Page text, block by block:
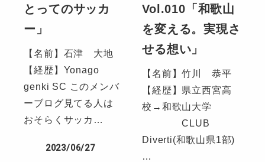
とってのサッカ
ー」
【名前】石津 大地
【経歴】Yonago
genki SC このメンバ
ーブログ見てる人は
おそらくサッカ…
2023/06/27
Vol.010「和歌山
を変える。実現さ
せる想い」
【名前】竹川 恭平
【経歴】県立西宮高
校→和歌山大学
CLUB
Diverti(和歌山県1部)
…